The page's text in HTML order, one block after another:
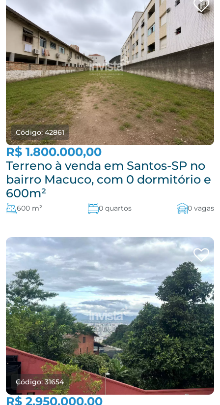
Código: 42861
R$ 1.800.000,00
Terreno à venda em Santos-SP no
bairro Macuco, com 0 dormitório e
600m²
600 m² 0 quartos 0 vagas
Código: 31654
R$ 2.950.000,00